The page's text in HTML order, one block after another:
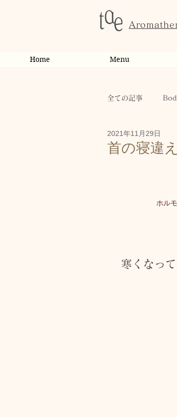
Home Menu
全ての記事
お客様の変化・
トリートメン
首の寝違
2021年11月29日
ホル
寒くなっ